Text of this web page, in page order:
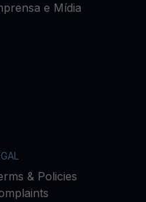
e Mídia
& Policies